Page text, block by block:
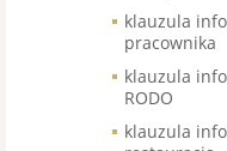
klauzula
pracownika
klauzula
RODO
klauzula